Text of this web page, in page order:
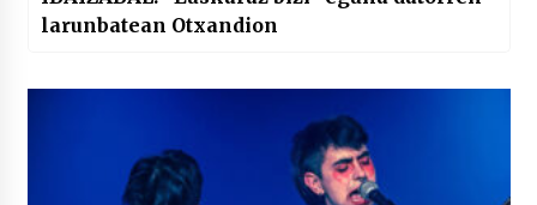
larunbatean Otxandion